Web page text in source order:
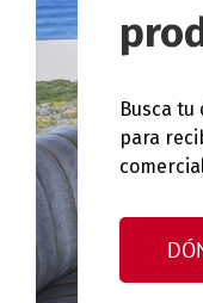
Busca tu
para